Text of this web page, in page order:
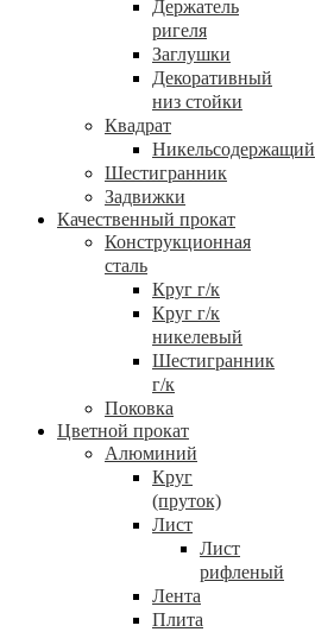
Держатель
ригеля
Заглушки
Декоративный
низ стойки
Квадрат
Никельсодержащий
Шестигранник
Задвижки
Качественный прокат
Конструкционная
сталь
Круг г/к
Круг г/к
никелевый
Шестигранник
г/к
Поковка
Цветной прокат
Алюминий
Круг
(пруток)
Лист
Лист
рифленый
Лента
Плита